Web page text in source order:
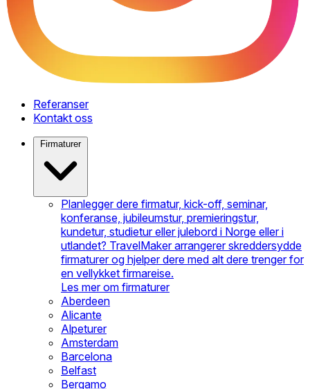
Referanser
Kontakt oss
Firmaturer
Planlegger dere firmatur, kick-off, seminar,
konferanse, jubileumstur, premieringstur,
kundetur, studietur eller julebord i Norge eller i
utlandet? TravelMaker arrangerer skreddersydde
firmaturer og hjelper dere med alt dere trenger for
en vellykket firmareise.
Les mer om firmaturer
Aberdeen
Alicante
Alpeturer
Amsterdam
Barcelona
Belfast
Bergamo